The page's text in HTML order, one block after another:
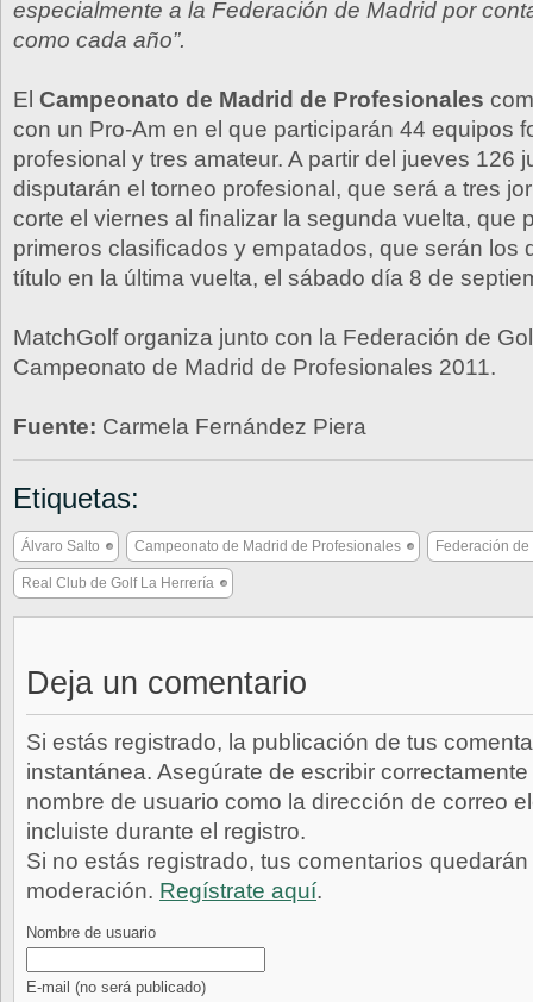
especialmente a la Federación de Madrid por
como cada año”.
El Campeonato de Madrid de Profesionales
con un Pro-Am en el que participarán 44 equipos
profesional y tres amateur. A partir del jueves 126
disputarán el torneo profesional, que será a tres
corte el viernes al finalizar la segunda vuelta, que
primeros clasificados y empatados, que serán los
título en la última vuelta, el sábado día 8 de
MatchGolf organiza junto con la Federación de
Campeonato de Madrid de Profesionales 2011.
Fuente: Carmela Fernández Piera
Etiquetas:
Álvaro Salto Campeonato de Madrid de Profesionales Federación
Real Club de Golf La Herrería
Deja un comentario
Si estás registrado, la publicación de tus
instantánea. Asegúrate de escribir
nombre de usuario como la dirección de correo
incluiste durante el registro.
Si no estás registrado, tus comentarios
moderación. Regístrate aquí.
Nombre de usuario
E-mail (no será publicado)